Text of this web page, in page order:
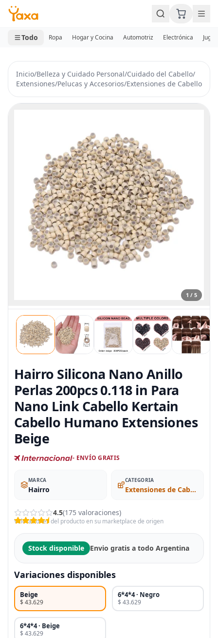
MINI CARRITO
0 productos
Todo Ropa Hogar y Cocina Automotriz Electrónica
Inicio/Belleza y Cuidado Personal/Cuidado del Cabello/
Extensiones/Pelucas y Accesorios/Extensiones de Cabello
1 / 5
Hairro Silicona Nano Anillo
Perlas 200pcs 0.118 in Para
Nano Link Cabello Kertain
Cabello Humano Extensiones
Beige
- ENVÍO GRATIS
MARCA
Hairro
CATEGORIA
Extensiones de Cabello
4.5(175 valoraciones)
Valoraciones del producto en su marketplace de origen
Stock disponible Envio gratis a todo Argentina
Variaciones disponibles
Beige
$ 43.629
6*4*4 · Negro
$ 43.629
6*4*4 · Beige
$ 43.629